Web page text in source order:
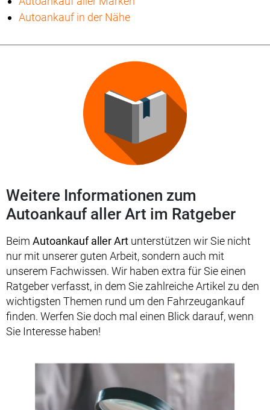
Autoankauf in der Nähe
Weitere Informationen zum
Autoankauf aller Art im Ratgeber
Beim Autoankauf aller Art unterstützen wir Sie nicht
nur mit unserer guten Arbeit, sondern auch mit
unserem Fachwissen. Wir haben extra für Sie einen
Ratgeber verfasst, in dem Sie zahlreiche Artikel zu den
wichtigsten Themen rund um den Fahrzeugankauf
finden. Werfen Sie doch mal einen Blick darauf, wenn
Sie Interesse haben!